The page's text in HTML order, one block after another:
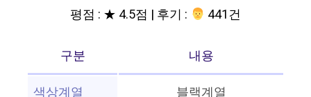
평점 : ★ 4.5점 | 후기 : ‍‍ 441건
구분
내용
색상계열
블랙계열